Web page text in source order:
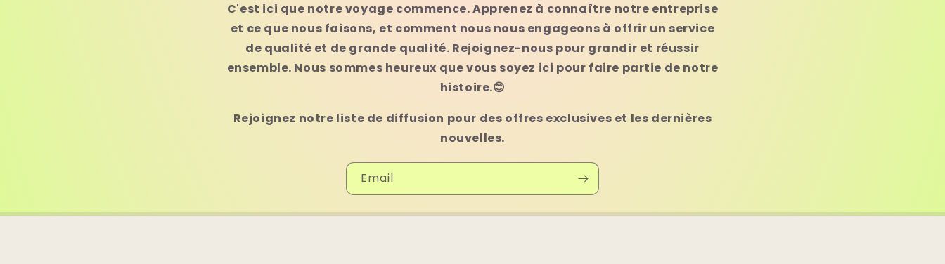
C'est ici que notre voyage commence. Apprenez à connaître notre entreprise
et ce que nous faisons, et comment nous nous engageons à offrir un service
de qualité et de grande qualité. Rejoignez-nous pour grandir et réussir
ensemble. Nous sommes heureux que vous soyez ici pour faire partie de notre
histoire.😊
Rejoignez notre liste de diffusion pour des offres exclusives et les dernières
nouvelles.
Email